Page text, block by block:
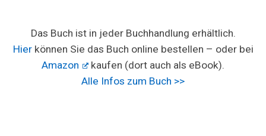
Das Buch ist in jeder Buchhandlung erhältlich.
Hierkönnen Sie das Buch online bestellen – oder bei
Amazon
kaufen (dort auch als eBook).
Alle Infos zum Buch >>